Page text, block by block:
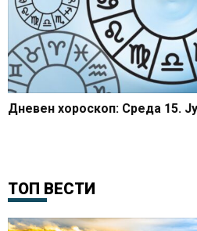
Дневен хороскоп: Среда 15.
ТОП ВЕСТИ